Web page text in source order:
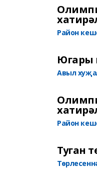
Район
Югары
Авыл
Район
Туган